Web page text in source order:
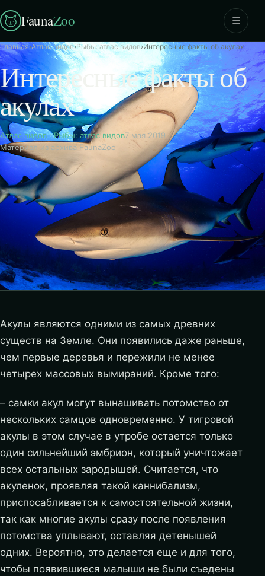
FaunaZoo ☰
Главная›Атлас видов›Рыбы: атлас видов›Интересные факты об акулах
Интересные факты об
акулах
Атлас видов·Рыбы: атлас видов7 мая 2019
Материал из архива FaunaZoo
Акулы являются одними из самых древних
существ на Земле. Они появились даже раньше,
чем первые деревья и пережили не менее
четырех массовых вымираний. Кроме того:
– самки акул могут вынашивать потомство от
нескольких самцов одновременно. У тигровой
акулы в этом случае в утробе остается только
один сильнейший эмбрион, который уничтожает
всех остальных зародышей. Считается, что
акуленок, проявляя такой каннибализм,
приспосабливается к самостоятельной жизни,
так как многие акулы сразу после появления
потомства уплывают, оставляя детенышей
одних. Вероятно, это делается еще и для того,
чтобы появившиеся малыши не были съедены